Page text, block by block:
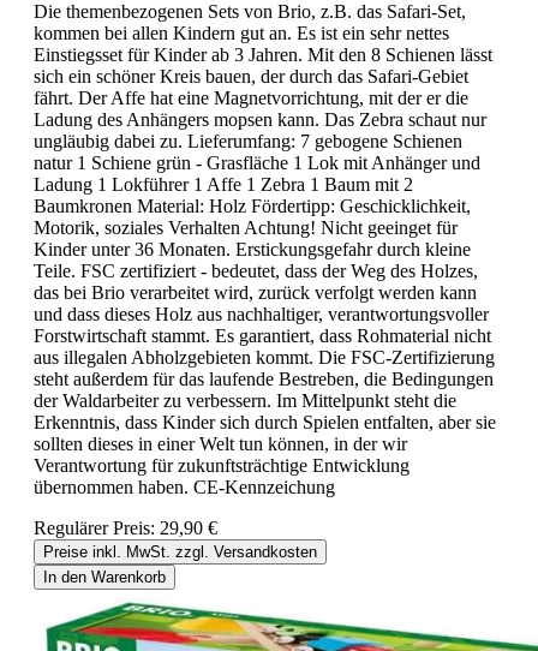
Die themenbezogenen Sets von Brio, z.B. das Safari-Set,
kommen bei allen Kindern gut an. Es ist ein sehr nettes
Einstiegsset für Kinder ab 3 Jahren. Mit den 8 Schienen lässt
sich ein schöner Kreis bauen, der durch das Safari-Gebiet
fährt. Der Affe hat eine Magnetvorrichtung, mit der er die
Ladung des Anhängers mopsen kann. Das Zebra schaut nur
ungläubig dabei zu. Lieferumfang: 7 gebogene Schienen
natur 1 Schiene grün - Grasfläche 1 Lok mit Anhänger und
Ladung 1 Lokführer 1 Affe 1 Zebra 1 Baum mit 2
Baumkronen Material: Holz Fördertipp: Geschicklichkeit,
Motorik, soziales Verhalten Achtung! Nicht geeinget für
Kinder unter 36 Monaten. Erstickungsgefahr durch kleine
Teile. FSC zertifiziert - bedeutet, dass der Weg des Holzes,
das bei Brio verarbeitet wird, zurück verfolgt werden kann
und dass dieses Holz aus nachhaltiger, verantwortungsvoller
Forstwirtschaft stammt. Es garantiert, dass Rohmaterial nicht
aus illegalen Abholzgebieten kommt. Die FSC-Zertifizierung
steht außerdem für das laufende Bestreben, die Bedingungen
der Waldarbeiter zu verbessern. Im Mittelpunkt steht die
Erkenntnis, dass Kinder sich durch Spielen entfalten, aber sie
sollten dieses in einer Welt tun können, in der wir
Verantwortung für zukunftsträchtige Entwicklung
übernommen haben. CE-Kennzeichung
Regulärer Preis: 29,90 €
Preise inkl. MwSt. zzgl. Versandkosten
In den Warenkorb